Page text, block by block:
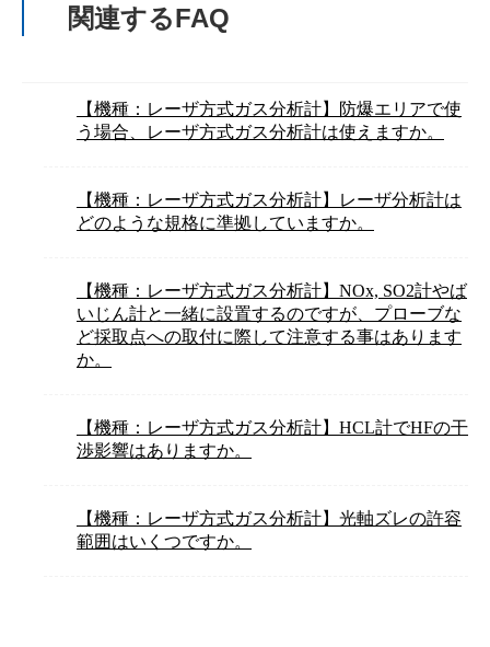
関連するFAQ
【機種：レーザ方式ガス分析計】防爆エリアで使
う場合、レーザ方式ガス分析計は使えますか。
【機種：レーザ方式ガス分析計】レーザ分析計は
どのような規格に準拠していますか。
【機種：レーザ方式ガス分析計】NOx, SO2計やば
いじん計と一緒に設置するのですが、プローブな
ど採取点への取付に際して注意する事はあります
か。
【機種：レーザ方式ガス分析計】HCL計でHFの干
渉影響はありますか。
【機種：レーザ方式ガス分析計】光軸ズレの許容
範囲はいくつですか。